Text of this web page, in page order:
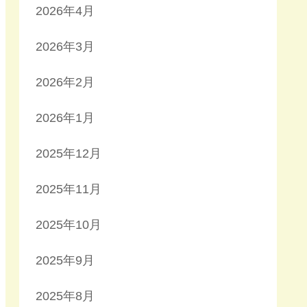
2026年4月
2026年3月
2026年2月
2026年1月
2025年12月
2025年11月
2025年10月
2025年9月
2025年8月